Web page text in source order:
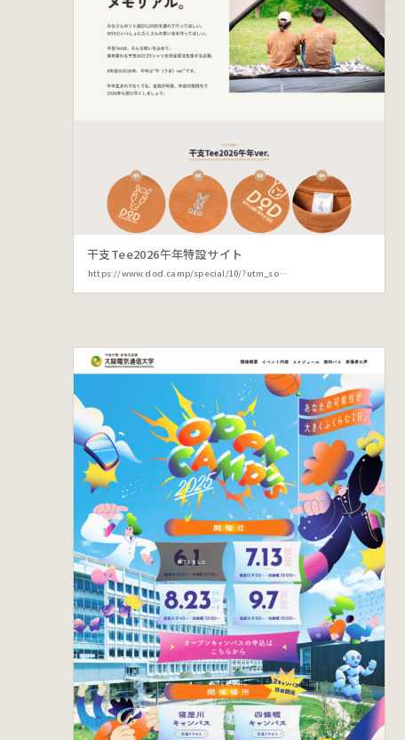
干支Tee2026午年特設サイト
https://www.dod.camp/special/10/?utm_source=dodweb&utm_medium=url_link&utm_campaign=gallery